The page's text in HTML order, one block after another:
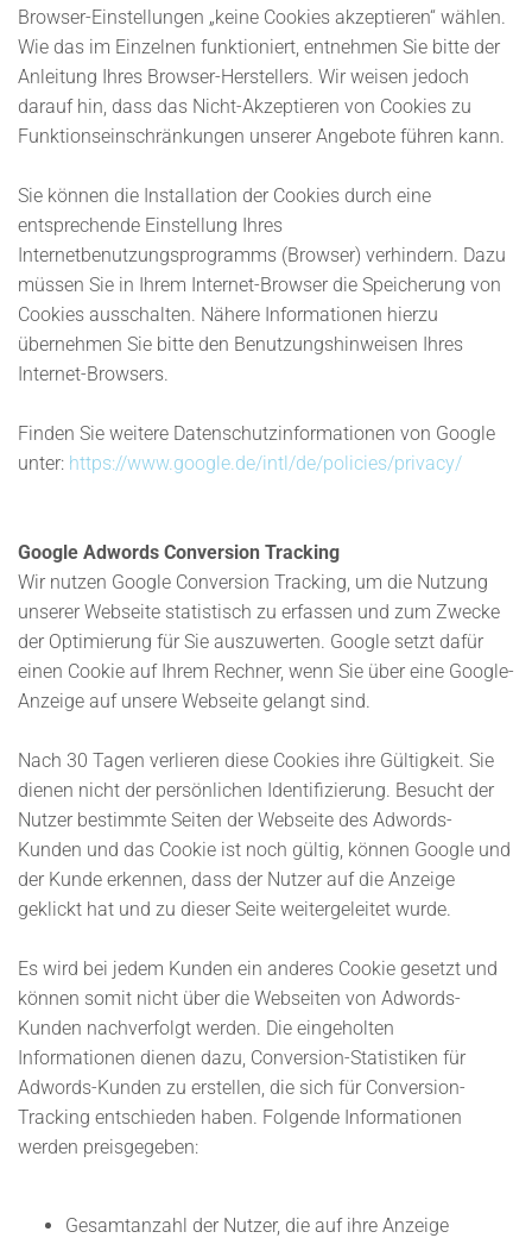
Browser-Einstellungen „keine Cookies akzeptieren“ wählen.
Wie das im Einzelnen funktioniert, entnehmen Sie bitte der
Anleitung Ihres Browser-Herstellers. Wir weisen jedoch
darauf hin, dass das Nicht-Akzeptieren von Cookies zu
Funktionseinschränkungen unserer Angebote führen kann.
Sie können die Installation der Cookies durch eine
entsprechende Einstellung Ihres
Internetbenutzungsprogramms (Browser) verhindern. Dazu
müssen Sie in Ihrem Internet-Browser die Speicherung von
Cookies ausschalten. Nähere Informationen hierzu
übernehmen Sie bitte den Benutzungshinweisen Ihres
Internet-Browsers.
Finden Sie weitere Datenschutzinformationen von Google
unter: https://www.google.de/intl/de/policies/privacy/
Google Adwords Conversion Tracking
Wir nutzen Google Conversion Tracking, um die Nutzung
unserer Webseite statistisch zu erfassen und zum Zwecke
der Optimierung für Sie auszuwerten. Google setzt dafür
einen Cookie auf Ihrem Rechner, wenn Sie über eine Google-
Anzeige auf unsere Webseite gelangt sind.
Nach 30 Tagen verlieren diese Cookies ihre Gültigkeit. Sie
dienen nicht der persönlichen Identifizierung. Besucht der
Nutzer bestimmte Seiten der Webseite des Adwords-
Kunden und das Cookie ist noch gültig, können Google und
der Kunde erkennen, dass der Nutzer auf die Anzeige
geklickt hat und zu dieser Seite weitergeleitet wurde.
Es wird bei jedem Kunden ein anderes Cookie gesetzt und
können somit nicht über die Webseiten von Adwords-
Kunden nachverfolgt werden. Die eingeholten
Informationen dienen dazu, Conversion-Statistiken für
Adwords-Kunden zu erstellen, die sich für Conversion-
Tracking entschieden haben. Folgende Informationen
werden preisgegeben:
Gesamtanzahl der Nutzer, die auf ihre Anzeige